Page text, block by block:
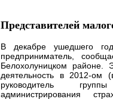
Представителей
В декабре ушедшего
предприниматель,
Белохолуницком районе.
деятельность в 2012-ом
руководитель
администрирования